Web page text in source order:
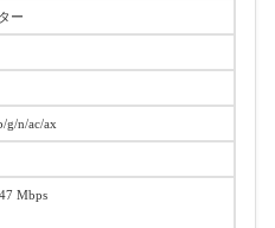
ー
g/n/ac/ax
Mbps